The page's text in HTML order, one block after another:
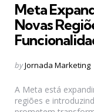
Meta
Novas
Posted
byJornada Marketing
A Meta está
regiões e